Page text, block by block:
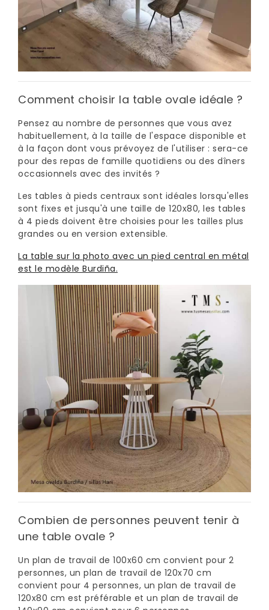
Comment choisir la table ovale idéale ?
Pensez au nombre de personnes que vous avez
habituellement, à la taille de l'espace disponible et
à la façon dont vous prévoyez de l'utiliser : sera-ce
pour des repas de famille quotidiens ou des dîners
occasionnels avec des invités ?
Les tables à pieds centraux sont idéales lorsqu'elles
sont fixes et jusqu'à une taille de 120x80, les tables
à 4 pieds doivent être choisies pour les tailles plus
grandes ou en version extensible.
La table sur la photo avec un pied central en métal
est le modèle Burdiña.
Combien de personnes peuvent tenir à
une table ovale ?
Un plan de travail de 100x60 cm convient pour 2
personnes, un plan de travail de 120x70 cm
convient pour 4 personnes, un plan de travail de
120x80 cm est préférable et un plan de travail de